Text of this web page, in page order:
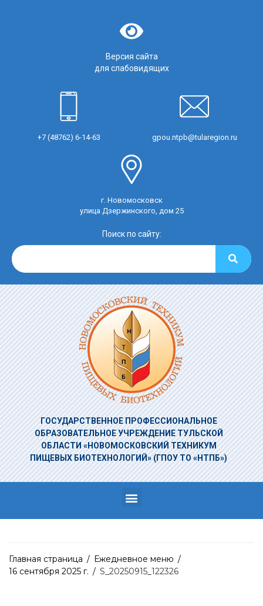
Версия сайта
для слабовидящих
+7 (48762) 6-14-63 gpou.ntpb@tularegion.ru
г. Новомосковск
улица Дзержинского, дом 25
Поиск по сайту:
ГОСУДАРСТВЕННОЕ ПРОФЕССИОНАЛЬНОЕ
ОБРАЗОВАТЕЛЬНОЕ УЧРЕЖДЕНИЕТУЛЬСКОЙ
ОБЛАСТИ «НОВОМОСКОВСКИЙ ТЕХНИКУМ
ПИЩЕВЫХ БИОТЕХНОЛОГИЙ» (ГПОУ ТО «НТПБ»)
Главная страница / Ежедневное меню /
16 сентября 2025 г. / S_20250915_122326